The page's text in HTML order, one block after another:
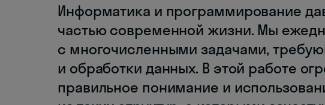
Информатика и программирование
частью современной жизни. Мы
с многочисленными задачами,
и обработки данных. В этой работе
правильное понимание и